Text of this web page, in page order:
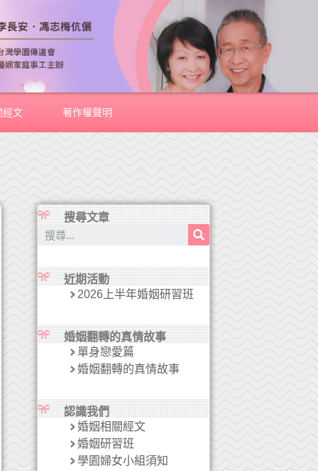
經文 著作權聲明
搜尋文章
近期活動
2026上半年婚姻研習班
婚姻翻轉的真情故事
單身戀愛篇
婚姻翻轉的真情故事
認識我們
婚姻相關經文
婚姻研習班
學園婦女小組須知